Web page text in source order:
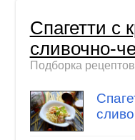
Спагетти с
сливочно-
Подборка рецептов